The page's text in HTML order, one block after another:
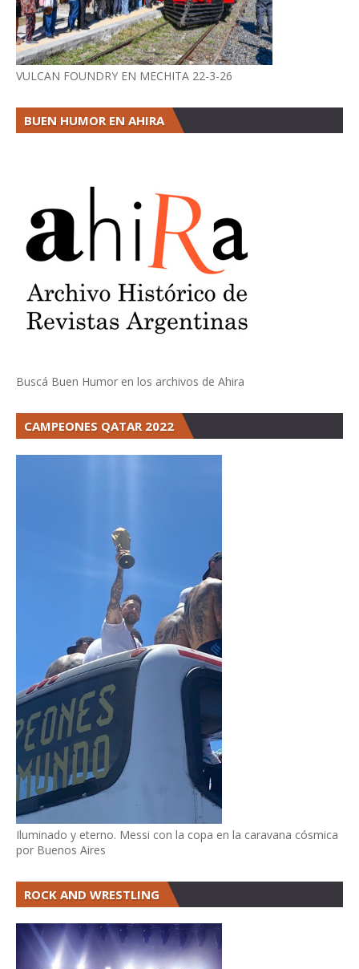
VULCAN FOUNDRY EN MECHITA 22-3-26
BUEN HUMOR EN AHIRA
Buscá Buen Humor en los archivos de Ahira
CAMPEONES QATAR 2022
Iluminado y eterno. Messi con la copa en la caravana cósmica
por Buenos Aires
ROCK AND WRESTLING